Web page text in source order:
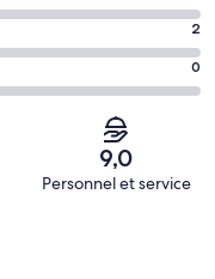
2
0
9,0
Personnel et service